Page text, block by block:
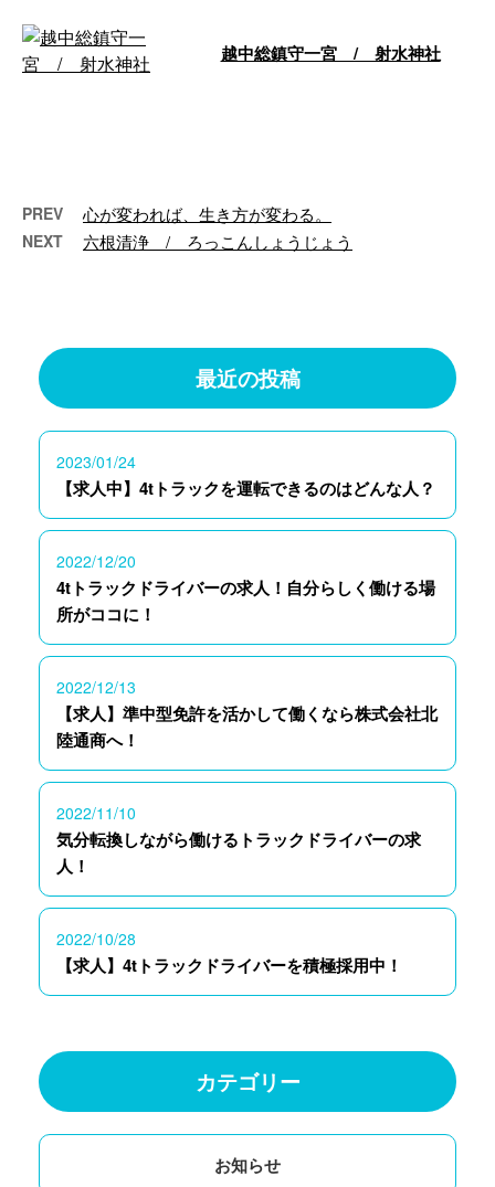
越中総鎮守一宮 / 射水神社
PREV 心が変われば、生き方が変わる。
NEXT 六根清浄 / ろっこんしょうじょう
最近の投稿
2023/01/24
【求人中】4tトラックを運転できるのはどんな人？
2022/12/20
4tトラックドライバーの求人！自分らしく働ける場
所がココに！
2022/12/13
【求人】準中型免許を活かして働くなら株式会社北
陸通商へ！
2022/11/10
気分転換しながら働けるトラックドライバーの求
人！
2022/10/28
【求人】4tトラックドライバーを積極採用中！
カテゴリー
お知らせ